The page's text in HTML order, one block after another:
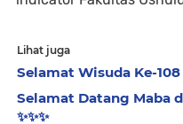
Lihat juga
Selamat Wisuda Ke-108
Selamat Datang Maba
✨️✨️✨️